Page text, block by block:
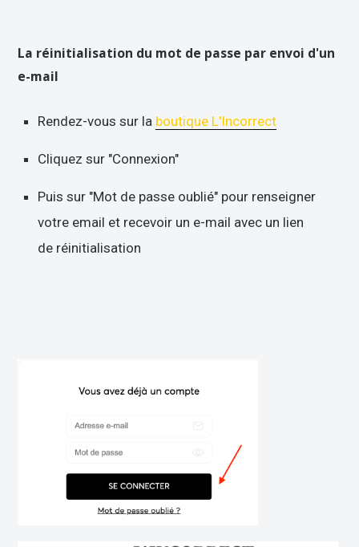
La réinitialisation du mot de passe par envoi d'un
e-mail
Rendez-vous sur la boutique L'Incorrect
Cliquez sur "Connexion"
Puis sur "Mot de passe oublié" pour renseigner
votre email et recevoir un e-mail avec un lien
de réinitialisation